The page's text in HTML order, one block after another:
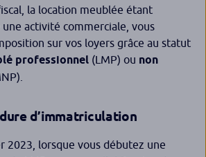
la location meublée étant
activité commerciale, vous
sur vos loyers grâce au statut
professionnel (LMP) ou non
d’immatriculation
2023, lorsque vous débutez une